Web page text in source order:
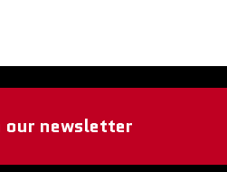
newsletter